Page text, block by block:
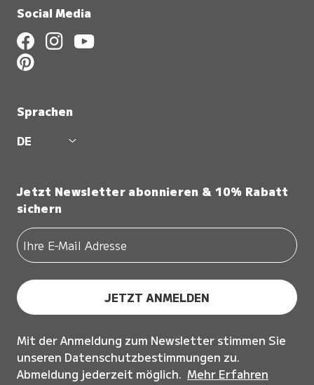
Social Media
Sprachen
DE
Jetzt Newsletter abonnieren & 10% Rabatt
sichern
JETZT ANMELDEN
Mit der Anmeldung zum Newsletter stimmen Sie
unseren Datenschutzbestimmungen zu.
Abmeldung jederzeit möglich. Mehr Erfahren